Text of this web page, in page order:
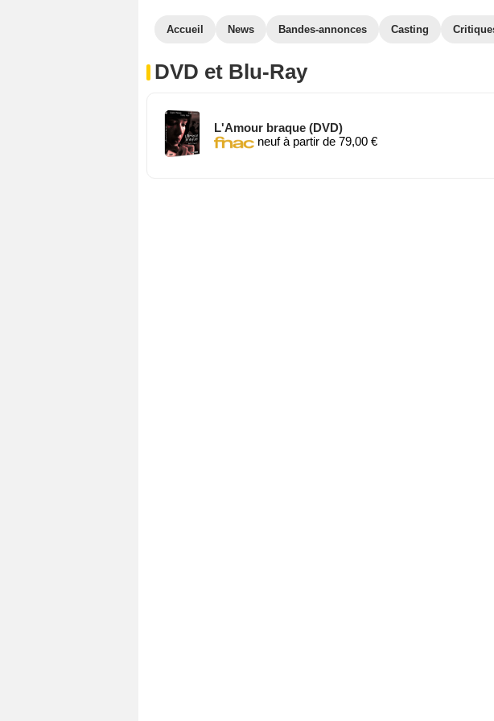
Accueil News Bandes-annonces Casting
DVD et Blu-Ray
L'Amour braque (DVD)
neuf à partir de 79,00 €